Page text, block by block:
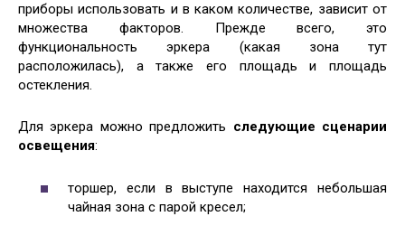
приборы использовать и в каком количестве, зависит от
множества факторов. Прежде всего, это
функциональность эркера (какая зона тут
расположилась), а также его площадь и площадь
остекления.
Для эркера можно предложить следующие сценарии
освещения:
торшер, если в выступе находится небольшая
чайная зона с парой кресел;